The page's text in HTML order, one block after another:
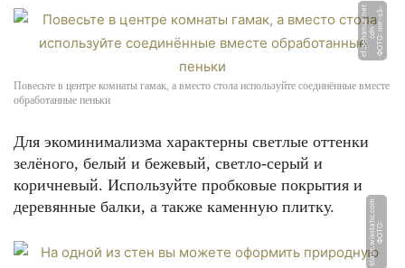
Ф
О
Т
О:
mi
r-
s
3
-
c
d
n
-c
f.
b
e
h
a
n
ce.
n
e
t
Повесьте в центре комнаты гамак, а вместо стола используйте соединённые вместе
обработанные пеньки
Для экоминимализма характерны светлые оттенки
зелёного, белый и бежевый, светло-серый и
коричневый. Используйте пробковые покрытия и
деревянные балки, а также каменную плитку.
Ф
О
Т
О:
s
t
a
ti
c.
wi
x
s
t
a
ti
c.
c
o
m